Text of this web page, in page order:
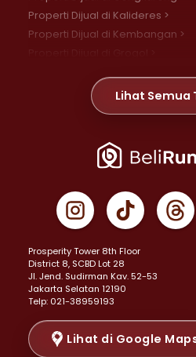
Properti Dijual di Kalideres >
Properti Dijual di Kembangan >
Properti Dijual di Meruya >
Properti Dijual di Jelambar >
Properti Dijual di Jakarta
Properti Dijual di Gambir >
Properti Dijual di Johar Baru >
Properti Dijual di Menteng >
Properti Dijual di Senen >
Properti Dijual di Tanah Abang >
Properti Dijual di Cikini >
Properti Dijual di Kramat >
Properti Dijual di Pasar Baru >
Lihat Semua
Prosperity Tower 8th Floor
District 8, SCBD Lot 28
JI. Jend. Sudirman Kav. 52-53
Jakarta Selatan 12190
Telp: 021-38959193
Lihat di Google